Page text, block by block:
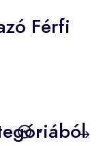
Férfi